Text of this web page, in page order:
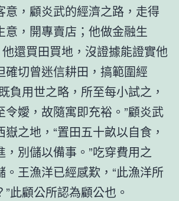
意，顧炎武的經濟之路，走得
意，開專賣店；他做金融生
他還買田買地，沒證據能證實他
確切曾迷信耕田，搞範圍經
負用世之略，所至每小試之，
令嬡，故隨寓即充裕。”顧炎武
之地，“置田五十畝以自食，
別儲以備事。”吃穿費用之
。王漁洋已經感歎，“此漁洋所
此顧公所認為顧公也。